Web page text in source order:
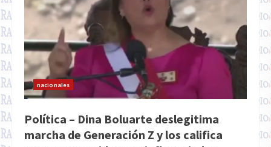
nacionales
Política – Dina Boluarte deslegitima
marcha de Generación Z y los califica